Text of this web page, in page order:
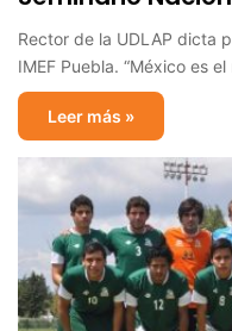
Rector de la UDLAP dicta
IMEF Puebla. “México es
Leer más »